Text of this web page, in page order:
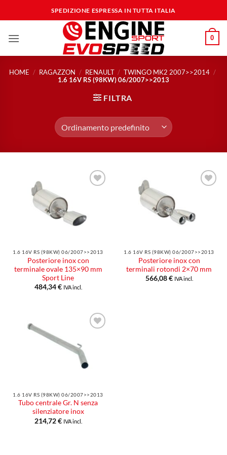
ai
SPEDIZIONE ESPRESSA IN TUTTA ITALIA
0
HOME / RAGAZZON / RENAULT / TWINGO MK2 2007>>2014 /
1.6 16V RS (98KW) 06/2007>>2013
FILTRA
desideri
1.6 16V RS (98KW) 06/2007>>2013
Posteriore inox con
terminale ovale 135×90 mm
Sport Line
484,34€ IVA incl.
desideri
1.6 16V RS (98KW) 06/2007>>2013
Posteriore inox con
terminali rotondi 2×70 mm
566,08€ IVA incl.
desideri
1.6 16V RS (98KW) 06/2007>>2013
Tubo centrale Gr. N senza
silenziatore inox
214,72€ IVA incl.